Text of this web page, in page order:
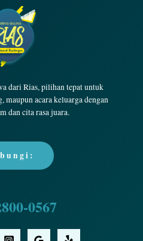
dari Rias, pilihan tepat untuk
maupun acara keluarga dengan
dan cita rasa juara.
u n g i :
0567